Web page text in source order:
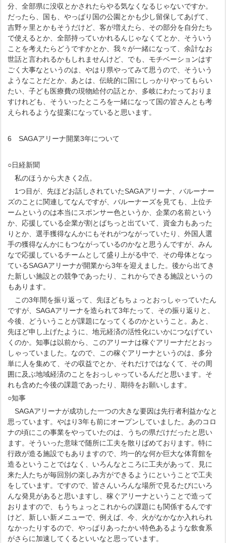
分、全部県に没収とかされたらやる気なくなるじゃないですか。
だったら、国も、やっぱり国の公園とかも少し留保してあげて、
吉野ヶ里とかもそうだけど、客が増えたら、その部分を自分たち
で使えるとか、全部持っていかれるんじゃなくてとか、そういう
ことを考えたらどうですかとか、我々が一緒になって、余計なお
世話と言われるかもしれませんけど、でも、モチベーションはす
ごく大事なというのは、やはり県やってみて思うので、そういう
ようなことだとか、あとは、伝統的に国にしっかりやってもらい
たい、子ども医療費の現物給付の話とか、多岐にわたっておりま
すけれども、そういったところを一緒になって国の皆さんとも考
えられるような提案になっていると思います。
6 SAGAアリーナ開業3年について
○日経新聞
私のほうから大きく2点。
1つ目が、先ほどお話しされていたSAGAアリーナ、バルーナー
ズのことに関連してなんですが、バルーナーズを見ても、上位チ
ームというのは本当にスポンサー色というか、企業の名前という
か、応援している企業が割とばちっと出ていて、資金力もあった
りとか、選手獲得なんかにもそれがつながっていたり、外国人選
手の獲得なんかにもつながっているのかなと思うんですが、みん
なで応援しているチームとして盛り上がる中で、その母体となっ
ているSAGAアリーナが開業から3年を迎えました。後から出てき
た新しい施設との競争であったり、これからできる施設というの
もあります。
この3年間を振り返って、先ほどもちょっとおっしゃっていたん
ですが、SAGAアリーナを造られて3年たって、その振り返りと、
今後、どういうことが課題になってくるのかということ。あと、
先ほど申し上げたように、地元経済の活性化にいかにつなげてい
くのか。知事は以前から、このアリーナは稼ぐアリーナだとおっ
しゃっていました。なので、この稼ぐアリーナというのは、多分
単に人を集めて、その収益でとか、それだけではなくて、その周
囲に及ぶ地域経済のことをおっしゃっているんだと思います。そ
れも含めた今後の課題であったり、期待をお願いします。
○知事
SAGAアリーナが成功した一つの大きな要因は先行者利益かなと
思っています。やはり3年も前にオープンしていました。あのコロ
ナの頃にこの事業をやっていたのは、うちの県だけだったと思い
ます。そういった意味で随所に工夫を散りばめております。特に
行政が造る施設でもありますので、均一的な何か巨大な体育館を
造るということではなく、いろんなところに工夫があって、見に
来た人たちが毎回別の楽しみ方ができるようにということで工夫
をしています。ですので、皆さんいろんな場所で見るたびにいろ
んな発見があると思いますし、稼ぐアリーナということで造って
おりますので、もうちょっとこれからの課題にも関係するんです
けど、新しい新メニューで、例えば、今、火がなかなか入れられ
なかったりするので、やっぱりあったかい特色あるような飲食系
がさらに加速してくるといいなと思っています。